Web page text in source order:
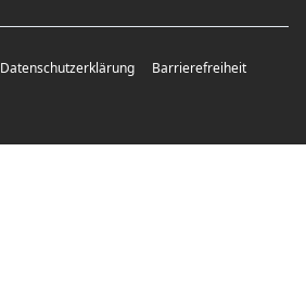
Datenschutzerklärung Barrierefreiheit